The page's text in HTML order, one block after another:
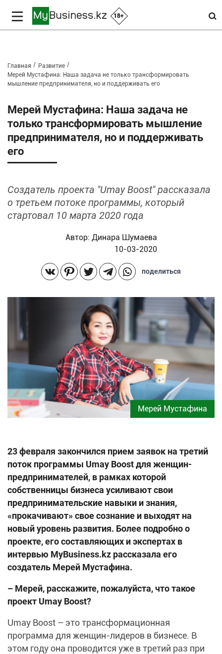
18+
Главная
Развитие
Мерей Мустафина: Наша задача не только трансформировать
мышление предпринимателя, но и поддерживать его
Мерей Мустафина: Наша задача не
только трансформировать мышление
предпринимателя, но и поддерживать
его
Создатель проекта "Umay Boost" рассказала
о третьем потоке программы, который
стартовал 10 марта 2020 года
поделиться
Автор: Динара Шумаева
10-03-2020
Мерей Мустафина
23 февраля закончился прием заявок на третий
поток программы Umay Boost для женщин-
предпринимателей, в рамках которой
собственницы бизнеса усиливают свои
предпринимательские навыки и знания,
«прокачивают» свое сознание и выходят на
новый уровень развития. Более подробно о
проекте, его составляющих и экспертах в
интервью MyBusiness.kz рассказала его
создатель Мерей Мустафина.
– Мерей, расскажите, пожалуйста, что такое
проект Umay Boost?
Umay Boost – это трансформационная
программа для женщин-лидеров в бизнесе. В
этом году она проводится уже в третий раз при